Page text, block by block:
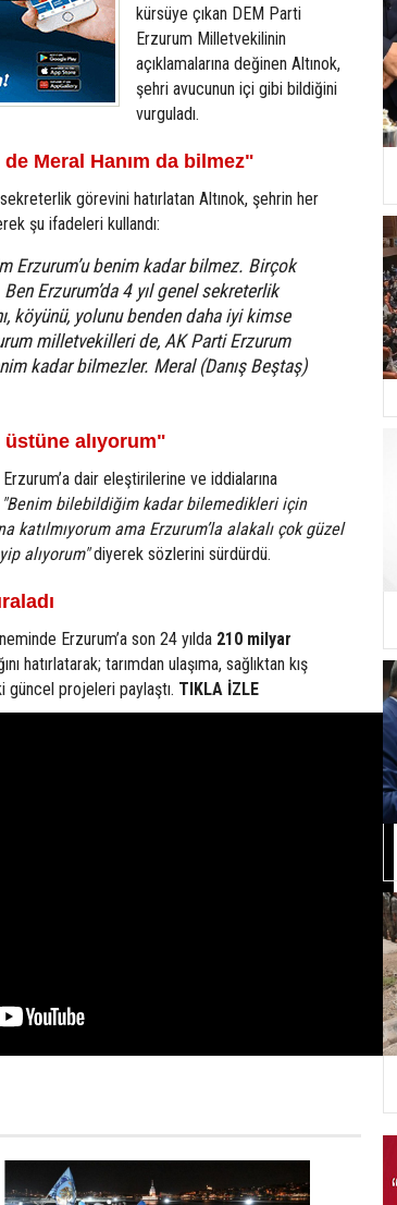
kürsüye çıkan DEM Parti
Erzurum Milletvekilinin
açıklamalarına değinen Altınok,
şehri avucunun içi gibi bildiğini
vurguladı.
Meral Hanım da bilmez"
sekreterlik görevini hatırlatan Altınok, şehrin her
şu ifadeleri kullandı:
Erzurum’u benim kadar bilmez. Birçok
Erzurum’da 4 yıl genel sekreterlik
köyünü, yolunu benden daha iyi kimse
milletvekilleri de, AK Parti Erzurum
kadar bilmezler. Meral (Danış Beştaş)
üstüne alıyorum"
dair eleştirilerine ve iddialarına
"Benim bilebildiğim kadar bilemedikleri için
katılmıyorum ama Erzurum’la alakalı çok güzel
alıyorum"diyerek sözlerini sürdürdü.
Erzurum’a son 24 yılda 210 milyar
hatırlatarak; tarımdan ulaşıma, sağlıktan kış
projeleri paylaştı. TIKLA İZLE